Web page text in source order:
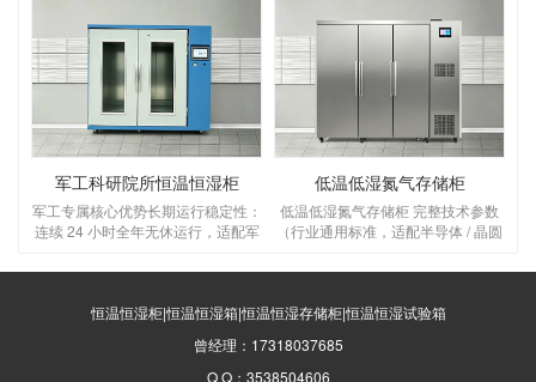
等环境因素，会对纸质、木质、纺织
品、金属类文物造成不可逆的损害，
而智能恒温恒湿文物储藏柜，正是为
解决这一难题而生的专业设备，为博
物馆藏品构建起全天候、高精度的保
护屏障。一、核心功能：为文物打造
“稳定生态舱”博物馆文物的保存，对
的核心价值，
优选 20℃，控温精度 ±1℃，区间 5
～25℃，＞30℃橡胶加速老化变
硬、永久变形；＜5℃低温脆裂失
弹 湿度：45～55% RH，控湿 ±3%
橡胶吸水胀大；湿＜40% 密封圈干
裂O 型圈存放管理规范（
军工科研院所恒温恒湿柜
军工专属核心优势长期运行稳定性：
连续 24 小时全年无休运行，适配军
间歇使用；环境耐受更强：设备本身
稳定工作；数据溯源合规：完整温湿
量审核、国军标物料保管台账要求；
多重安全防护：防静电、防凝露、超
低温低湿氮气存储柜
低温低湿氮气存储柜 完整技术参数
（行业通用标准，适配半导体 / 晶圆
湿度难＜30% RH 问题）一、核心温
范围：5～20℃（低温区可调）控温
≤±1℃ 湿度范围：1%～30% RH 可
调，低温稳定＜30% RH控湿精度：
恒温恒湿柜|恒温恒湿箱|恒温恒湿存储柜|恒温恒湿试验箱
曾经理：17318037685
Q Q：3538504606